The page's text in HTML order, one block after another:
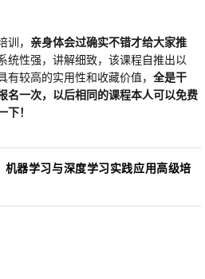
， 亲身体会过确实不错才给大家推
性强，讲解细致， 该课程自推出以
较高的实用性和收藏价值， 全是干
名一次，以后相同的课程本人可以免费
！
器学习与深度学习实践应用高级培